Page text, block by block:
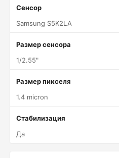
Сенсор
Samsung S5K2LA
Размер сенсора
1/2.55"
Размер пикселя
1.4 micron
Стабилизация
Да